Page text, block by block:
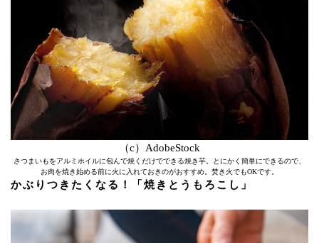
（c）AdobeStock
さつまいもをアルミホイルに包んで焼くだけでできる焼き芋。とにかく簡単にできるので、
お肉を焼き始める前に火に入れておきのがおすすめ。焚き火でもOKです。
かぶりつきたくなる！「焼きとうもろこし」